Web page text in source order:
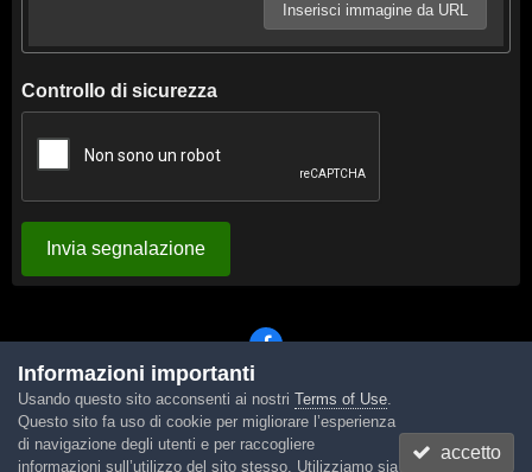
Inserisci immagine da URL
Controllo di sicurezza
Invia segnalazione
Lingua Tema Contattaci Cookies
Powered by Invision Community
Informazioni importanti
Usando questo sito acconsenti ai nostri Terms of Use.
Questo sito fa uso di cookie per migliorare l’esperienza
di navigazione degli utenti e per raccogliere
informazioni sull’utilizzo del sito stesso. Utilizziamo sia
accetto